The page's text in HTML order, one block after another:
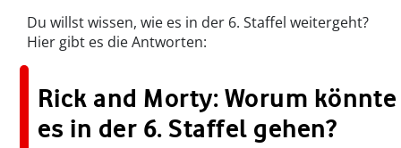
Du willst wissen, wie es in der 6. Staffel weitergeht?
Hier gibt es die Antworten:
Rick and Morty: Worum könnte
es in der 6. Staffel gehen?